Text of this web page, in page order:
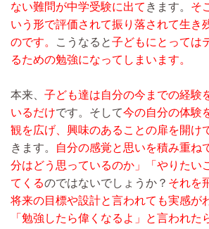
ない難問が中学受験に出て きます。 そ
いう形で評価されて振り落されて生き
のです。
こうなると子どもにとっては
るための勉強になってしまいます。
本来、 子ども達は自分の今までの経験
いるだけです。そして今の自分の体験
観を広げ、興味のあることの扉を開け
きます。
自分の感覚と思いを積み重ね
分はどう思っているのか」「やりたい
てくるのではないでしょうか？ それを
将来の目標や設計と言われても実感が
「勉強したら偉くなるよ」と言われた